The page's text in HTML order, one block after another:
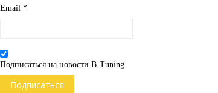
Email *
Подписаться на новости B-Tuning
Подписаться